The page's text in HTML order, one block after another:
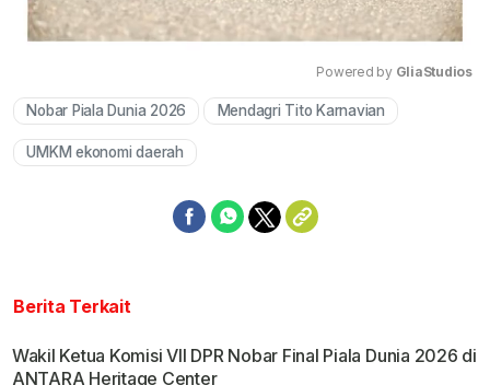
Powered by GliaStudios
Nobar Piala Dunia 2026 Mendagri Tito Karnavian
UMKM ekonomi daerah
Berita Terkait
Wakil Ketua Komisi VII DPR Nobar Final Piala Dunia 2026 di
ANTARA Heritage Center